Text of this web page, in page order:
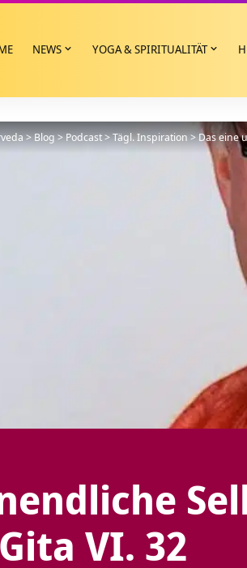
NEWS YOGA & SPIRITUALITÄT
>Blog>Podcast>Tägl. Inspiration>Das eine
VI. 32